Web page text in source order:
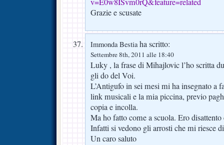
Grazie e scusate
Immonda Bestiaha scritto:
Settembre 8th, 2011 alle 18:40
Luky , la frase di Mihajlovic l’ho scritta
gli do del Voi.
L’Antigufo in sei mesi mi ha insegnato a
link musicali e la mia piccina, previo
copia e incolla.
Ma ho fatto come a scuola. Ero
Infatti si vedono gli arrosti che mi riesce
Un caro saluto